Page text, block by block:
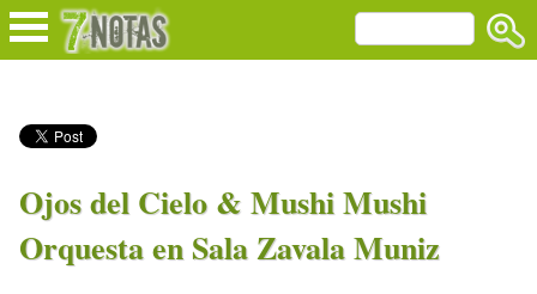
Ojos del Cielo & Mushi Mushi
Orquesta en Sala Zavala Muniz